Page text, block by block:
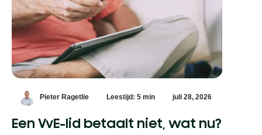
Pieter Ragetlie Leestijd: 5 min juli 28, 2026
Een VvE-lid betaalt niet, wat nu?